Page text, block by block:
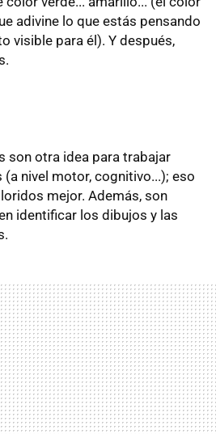
adivine lo que estás pensando
visible para él). Y después,
son otra idea para trabajar
nivel motor, cognitivo...); eso
mejor. Además, son
identificar los dibujos y las